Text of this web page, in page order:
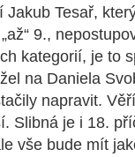
Tesař,
9.,
kategorií, je to
na Daniela
napravit.
Slibná je i 18.
vše bude mít